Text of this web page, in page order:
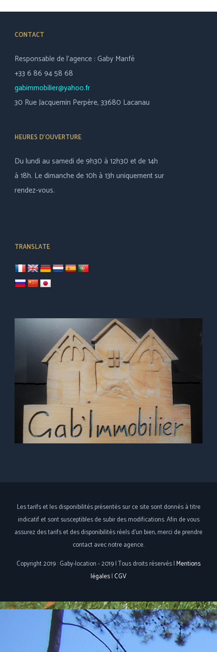
CONTACT
Responsable de l’agence : Gaby Manfé
+33 6 86 94 58 68
gabimmobilier@yahoo.fr
30 Rue Jacquemin Perpère, 33680 Lacanau
HEURES D’OUVERTURE
Du lundi au samedi de 9h30 à 12h30 et de 14h
à 18h. Le dimanche de 10h à 13h uniquement sur
rendez-vous.
TRANSLATE
Les tarifs et les disponibilités présentés sur ce site sont donnés à titre
indicatif et sont susceptibles de subir des modifications. Afin de vous
assurez des tarifs et des disponibilités réels d'un bien, merci de prendre
contact avec notre agence.
Copyright 2019 : Gaby-location - 2019 | Tous droits réservés |Mentions
légales| CGV